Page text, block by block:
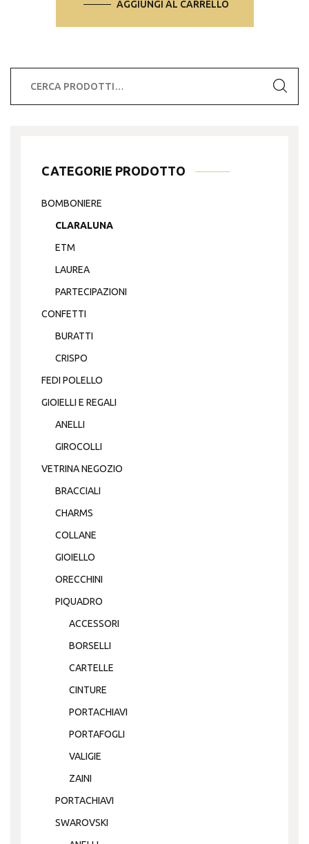
AGGIUNGI AL CARRELLO
CATEGORIE PRODOTTO
BOMBONIERE
CLARALUNA
ETM
LAUREA
PARTECIPAZIONI
CONFETTI
BURATTI
CRISPO
FEDI POLELLO
GIOIELLI E REGALI
ANELLI
GIROCOLLI
VETRINA NEGOZIO
BRACCIALI
CHARMS
COLLANE
GIOIELLO
ORECCHINI
PIQUADRO
ACCESSORI
BORSELLI
CARTELLE
CINTURE
PORTACHIAVI
PORTAFOGLI
VALIGIE
ZAINI
PORTACHIAVI
SWAROVSKI